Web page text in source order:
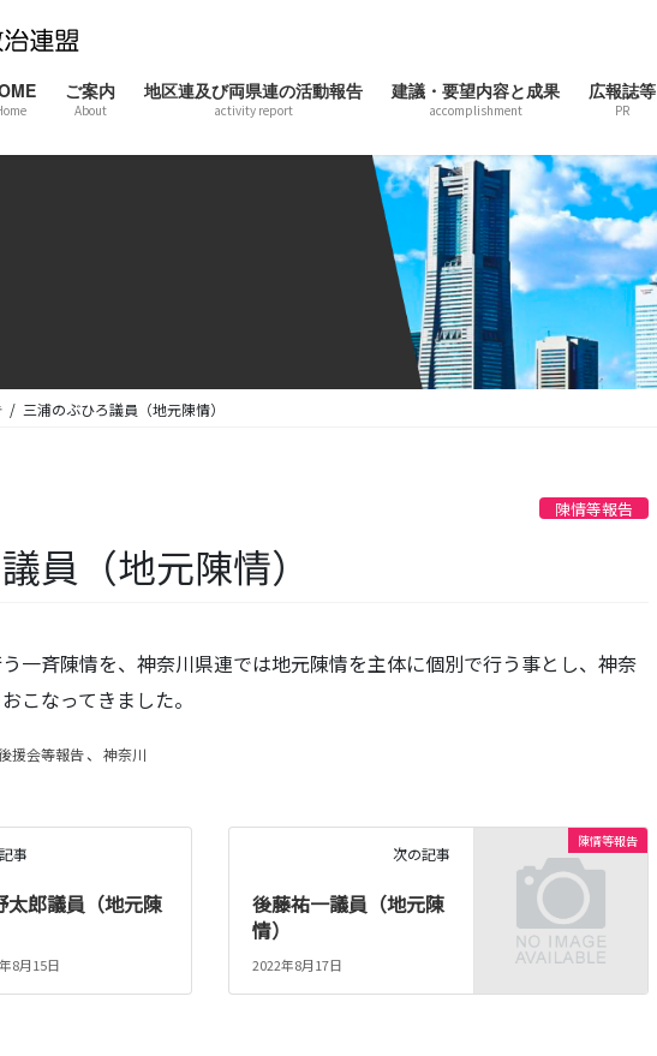
ご案内
About
地区連及び両県連の活動報告
activity report
建議・要望内容と成果
accomplishment
広報誌等
PR
三浦のぶひろ議員（地元陳情）
陳情等報告
員（地元陳情）
一斉陳情を、神奈川県連では地元陳情を主体に個別で行う事とし、神奈
こなってきました。
援会等報告、 神奈川
事
太郎議員（地元陳
8月15日
陳情等報告
次の記事
後藤祐一議員（地元陳
情）
2022年8月17日